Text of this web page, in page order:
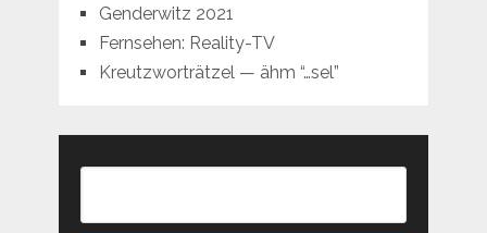
Genderwitz 2021
Fernsehen: Reality-TV
Kreutzworträtzel — ähm “…sel”